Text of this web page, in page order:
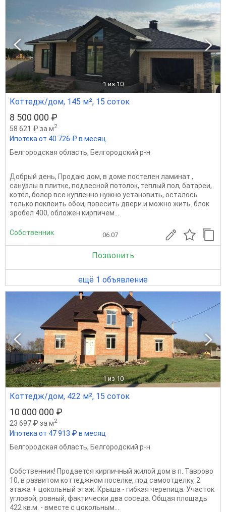
1 из 10
Коттедж/дом, 145 м², 15 соток
8 500 000 ₽
58 621 ₽ за м2
Ипотека от 40 726 ₽ в месяц
Белгородская область, Белгородский р-н
Добрый день, Продаю дом, в доме постелен ламинат ,
санузлы в плитке, подвесной потолок, теплый пол, батареи,
котёл, болер все купленно нужно установить, осталось
только поклеить обои, повесить двери и можно жить. блок
эробел 400, обложен кирпичем...
Собственник 06.07
Позвонить
ещё 1 объявление
1 из 10
Коттедж/дом, 422 м², 15 соток
10 000 000 ₽
23 697 ₽ за м2
Ипотека от 47 913 ₽ в месяц
Белгородская область, Белгородский р-н
Собственник! Продается кирпичный жилой дом в п. Таврово
10, в развитом коттеджном поселке, под самоотделку, 2
этажа + цокольный этаж. Крыша - гибкая черепица. Участок
угловой, ровный, фактически два соседа. Общая площадь
422 кв.м. - вместе с цокольным...